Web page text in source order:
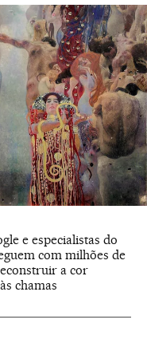
e especialistas do
com milhões de
a cor
chamas